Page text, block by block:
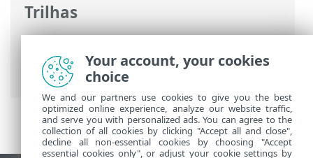
Trilhas
Ajuda on-line ESET>ESET PROTECT On-
Prem>Iniciar> Console da Web ESET
PROTECT
Your account, your cookies
choice
We and our partners use cookies to give you the best
optimized online experience, analyze our website traffic,
and serve you with personalized ads. You can agree to the
collection of all cookies by clicking "Accept all and close",
decline all non-essential cookies by choosing "Accept
essential cookies only", or adjust your cookie settings by